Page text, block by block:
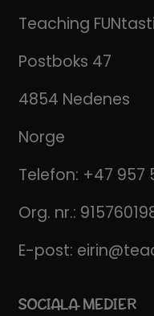
Teaching
Postboks 47
4854 Nedenes
Norge
Telefon: +47 957
Org. nr.:
E-post:
SOCIALA MEDIER